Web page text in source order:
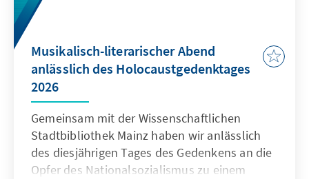
Musikalisch-literarischer Abend
anlässlich des Holocaustgedenktages
2026
Gemeinsam mit der Wissenschaftlichen
Stadtbibliothek Mainz haben wir anlässlich
des diesjährigen Tages des Gedenkens an die
Opfer des Nationalsozialismus zu einem